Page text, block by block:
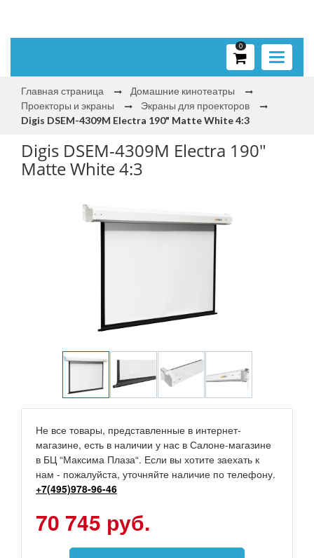
Toggle
0
Главная страница
Домашние кинотеатры
Проекторы и экраны
Экраны для проекторов
Digis DSEM-4309M Electra 190" Matte White 4:3
Digis DSEM-4309M Electra 190"
Matte White 4:3
Не все товары, представленные в интернет-
магазине, есть в наличии у нас в Салоне-магазине
в БЦ “Максима Плаза“. Если вы хотите заехать к
нам - пожалуйста, уточняйте наличие по телефону.
+7(495)978-96-46
70 745 руб.